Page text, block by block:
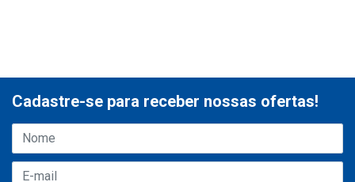
Cadastre-se para receber nossas ofertas!